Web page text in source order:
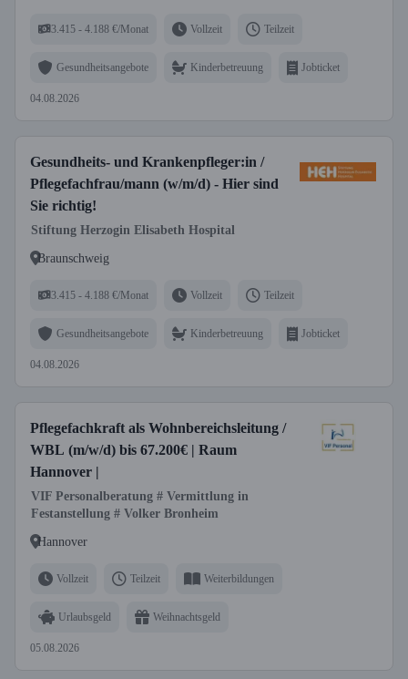
3.415 - 4.188 €/Monat Vollzeit Teilzeit
Gesundheitsangebote Kinderbetreuung Jobticket
04.08.2026
Gesundheits- und Krankenpfleger:in /
Pflegefachfrau/mann (w/m/d) - Hier sind
Sie richtig!
Stiftung Herzogin Elisabeth Hospital
Braunschweig
3.415 - 4.188 €/Monat Vollzeit Teilzeit
Gesundheitsangebote Kinderbetreuung Jobticket
04.08.2026
Pflegefachkraft als Wohnbereichsleitung /
WBL (m/w/d) bis 67.200€ | Raum
Hannover |
VIF Personalberatung # Vermittlung in
Festanstellung # Volker Bronheim
Hannover
Vollzeit Teilzeit Weiterbildungen
Urlaubsgeld Weihnachtsgeld
05.08.2026